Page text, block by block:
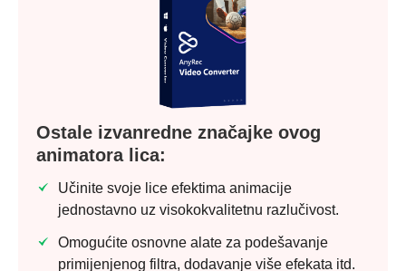
Ostale izvanredne značajke ovog
animatora lica:
Učinite svoje lice efektima animacije
jednostavno uz visokokvalitetnu razlučivost.
Omogućite osnovne alate za podešavanje
primijenjenog filtra, dodavanje više efekata itd.